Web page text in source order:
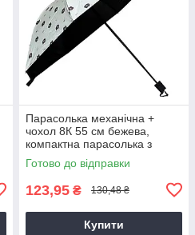
Парасолька механічна +
чохол 8К 55 см бежева,
компактна парасолька з
чохлом
Готово до відправки
123,95 ₴ 130,48 ₴
Купити